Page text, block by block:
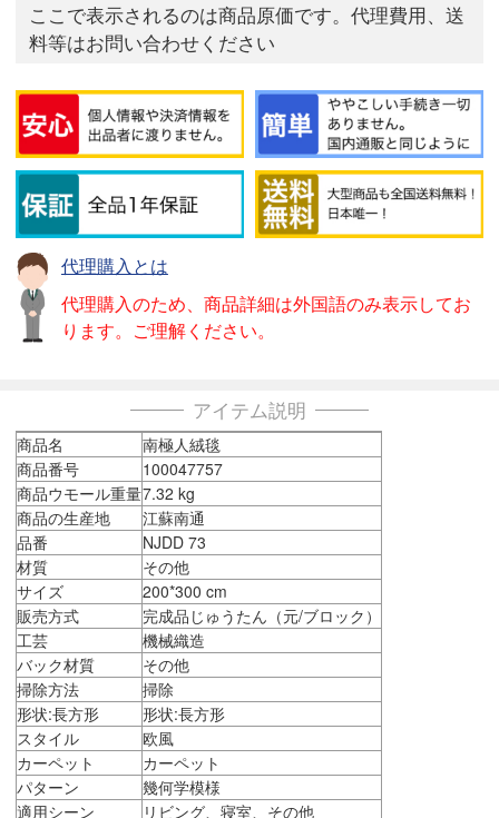
ここで表示されるのは商品原価です。代理費用、送
料等はお問い合わせください
代理購入とは
代理購入のため、商品詳細は外国語のみ表示してお
ります。ご理解ください。
アイテム説明
商品名
南極人絨毯
商品番号
100047757
商品ウモール重量7.32 kg
商品の生産地
江蘇南通
品番
NJDD 73
材質
その他
サイズ
200*300 cm
販売方式
完成品じゅうたん（元/ブロック）
工芸
機械織造
バック材質
その他
掃除方法
掃除
形状:長方形
形状:長方形
スタイル
欧風
カーペット
カーペット
パターン
幾何学模様
適用シーン
リビング、寝室、その他